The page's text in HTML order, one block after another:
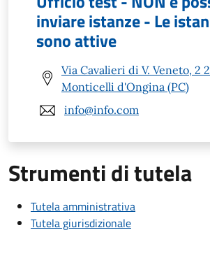
inviare istanze - Le
sono attive
Via Cavalieri di V. Veneto, 2
Monticelli d'Ongina (PC)
info@info.com
Strumenti di tutela
Tutela amministrativa
Tutela giurisdizionale